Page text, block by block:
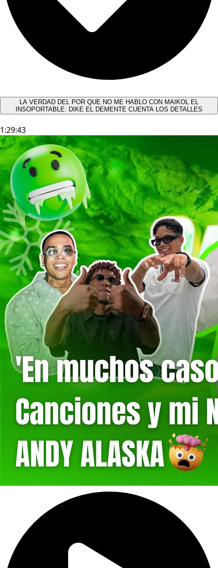
LA VERDAD DEL POR QUE NO ME HABLO CON MAIKOL EL
INSOPORTABLE: DIKE EL DEMENTE CUENTA LOS DETALLES
1:29:43